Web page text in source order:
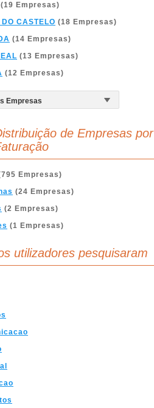
Empresas)
CASTELO (18 Empresas)
(14 Empresas)
(13 Empresas)
(12 Empresas)
de Empresas por
Empresas)
(24 Empresas)
(2 Empresas)
(1 Empresas)
utilizadores pesquisaram